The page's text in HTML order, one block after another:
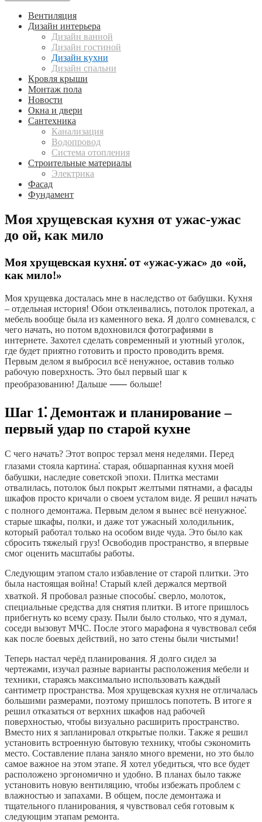
Вентиляция
Дизайн интерьера
Дизайн ванной
Дизайн гостиной
Дизайн кухни
Дизайн спальни
Кровля крыши
Монтаж пола
Новости
Окна и двери
Сантехника
Канализация
Водопровод
Система отопления
Строительные материалы
Электрика
Фасад
Фундамент
Моя хрущевская кухня от ужас-ужас
до ой, как мило
Моя хрущевская кухня⁚ от «ужас-ужас» до «ой,
как мило!»
Моя хрущевка досталась мне в наследство от бабушки. Кухня
– отдельная история! Обои отклеивались, потолок протекал, а
мебель вообще была из каменного века. Я долго сомневался, с
чего начать, но потом вдохновился фотографиями в
интернете. Захотел сделать современный и уютный уголок,
где будет приятно готовить и просто проводить время.
Первым делом я выбросил всё ненужное, оставив только
рабочую поверхность. Это был первый шаг к
преобразованию! Дальше ⸺ больше!
Шаг 1⁚ Демонтаж и планирование –
первый удар по старой кухне
С чего начать? Этот вопрос терзал меня неделями. Перед
глазами стояла картина⁚ старая, обшарпанная кухня моей
бабушки, наследие советской эпохи. Плитка местами
отвалилась, потолок был покрыт желтыми пятнами, а фасады
шкафов просто кричали о своем усталом виде. Я решил начать
с полного демонтажа. Первым делом я вынес всё ненужное⁚
старые шкафы, полки, и даже тот ужасный холодильник,
который работал только на особом виде чуда. Это было как
сбросить тяжелый груз! Освободив пространство, я впервые
смог оценить масштабы работы.
Следующим этапом стало избавление от старой плитки. Это
была настоящая война! Старый клей держался мертвой
хваткой. Я пробовал разные способы⁚ сверло, молоток,
специальные средства для снятия плитки. В итоге пришлось
прибегнуть ко всему сразу. Пыли было столько, что я думал,
соседи вызовут МЧС. После этого марафона я чувствовал себя
как после боевых действий, но зато стены были чистыми!
Теперь настал черёд планирования. Я долго сидел за
чертежами, изучал разные варианты расположения мебели и
техники, стараясь максимально использовать каждый
сантиметр пространства. Моя хрущевская кухня не отличалась
большими размерами, поэтому пришлось попотеть. В итоге я
решил отказаться от верхних шкафов над рабочей
поверхностью, чтобы визуально расширить пространство.
Вместо них я запланировал открытые полки. Также я решил
установить встроенную бытовую технику, чтобы сэкономить
место. Составление плана заняло много времени, но это было
самое важное на этом этапе. Я хотел убедиться, что все будет
расположено эргономично и удобно. В планах было также
установить новую вентиляцию, чтобы избежать проблем с
влажностью и запахами. В общем, после демонтажа и
тщательного планирования, я чувствовал себя готовым к
следующим этапам ремонта.